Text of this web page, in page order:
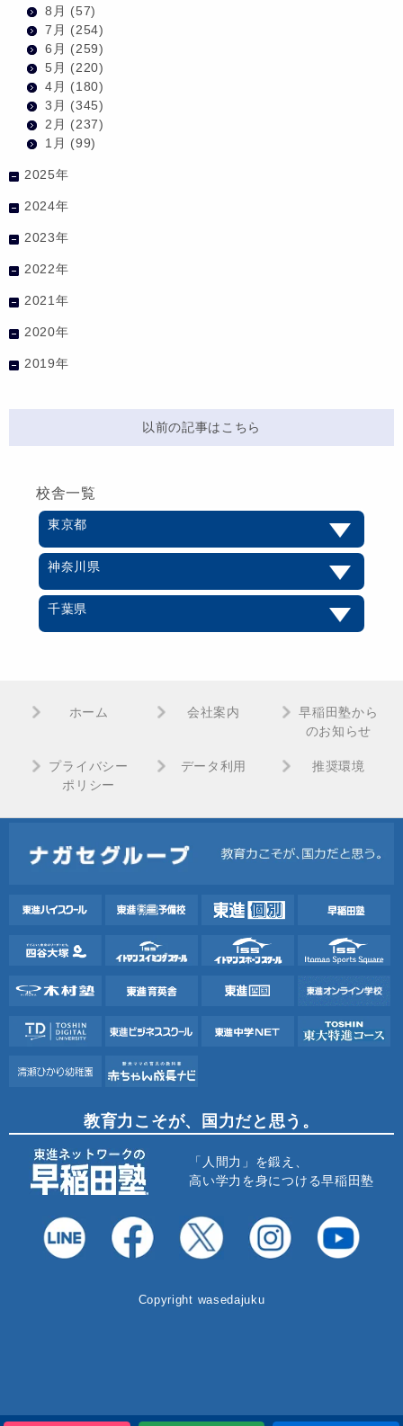
8月 (57)
7月 (254)
6月 (259)
5月 (220)
4月 (180)
3月 (345)
2月 (237)
1月 (99)
2025年
2024年
2023年
2022年
2021年
2020年
2019年
以前の記事はこちら
校舎一覧
東京都
神奈川県
千葉県
ホーム 会社案内
早稲田塾から
のお知らせ
プライバシー
ポリシー
データ利用 推奨環境
教育力こそが、国力だと思う。
「人間力」を鍛え、
高い学力を身につける早稲田塾
Copyright wasedajuku